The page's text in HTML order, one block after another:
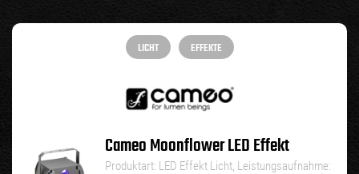
LICHT EFFEKTE
Cameo Moonflower LED Effekt
Produktart: LED Effekt Licht, Leistungsaufnahme: